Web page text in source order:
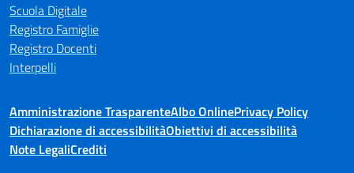
Scuola Digitale
Registro Famiglie
Registro Docenti
Interpelli
Amministrazione TrasparenteAlbo OnlinePrivacy Policy
Dichiarazione di accessibilitàObiettivi di accessibilità
Note LegaliCrediti